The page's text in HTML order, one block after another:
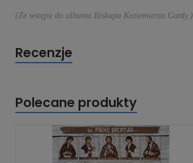
(Ze wstępu do albumu Biskupa Kaziemierza Gurdy.)
Recenzje
Polecane produkty